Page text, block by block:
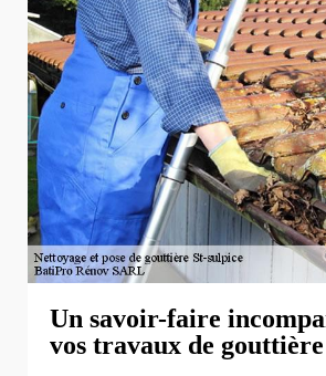
Un savoir-faire
vos travaux de gouttière